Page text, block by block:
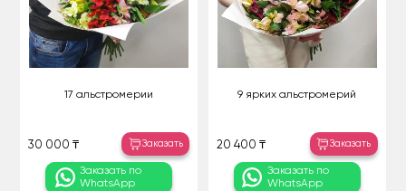
17 альстромерии
30 000 ₸ Заказать
Заказать по
WhatsApp
9 ярких альстромерий
20 400 ₸ Заказать
Заказать по
WhatsApp